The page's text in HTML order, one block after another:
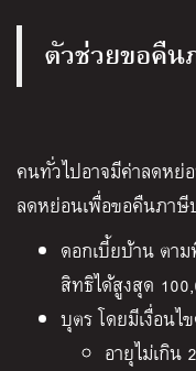
ตัวช่วยขอคืน
คนทั่วไปอาจมีค่าลดหย่
ลดหย่อนเพื่อขอคืนภาษี
ดอกเบี้ยบ้าน ตา
สิทธิได้สูงสุด
บุตร โดยมีเงื่อนไ
อายุไม่เกิน